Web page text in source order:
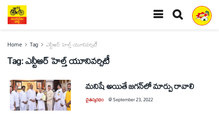
Home Tag ఎన్టీఆర్‌ హెల్త్‌ యూనివర్సిటీ
Tag:ఎన్టీఆర్‌ హెల్త్‌ యూనివర్సిటీ
మనిషే అయితే జగన్‌లో మార్పు రావాలి
చైతన్యరధం @September 23, 2022